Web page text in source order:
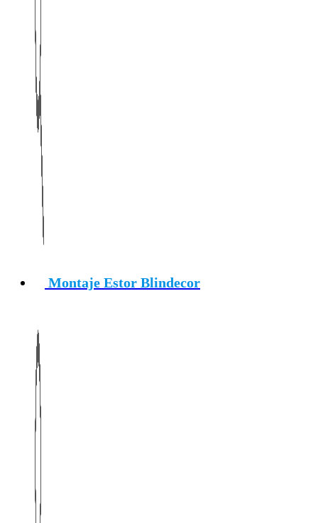
Montaje Estor Blindecor